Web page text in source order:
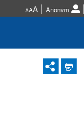
AAA Anonym